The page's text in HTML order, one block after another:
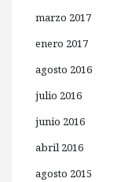
marzo 2017
enero 2017
agosto 2016
julio 2016
junio 2016
abril 2016
agosto 2015